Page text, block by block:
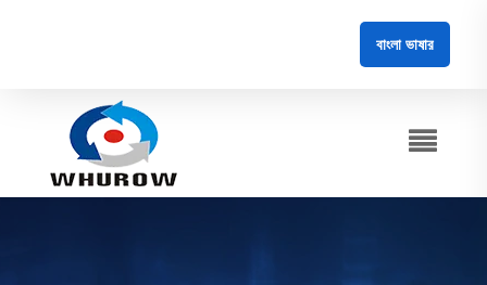
বাংলা ভাষার